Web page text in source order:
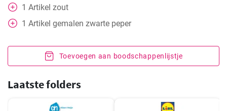
1 Artikel zout
1 Artikel gemalen zwarte peper
Toevoegen aan boodschappenlijstje
Laatste folders